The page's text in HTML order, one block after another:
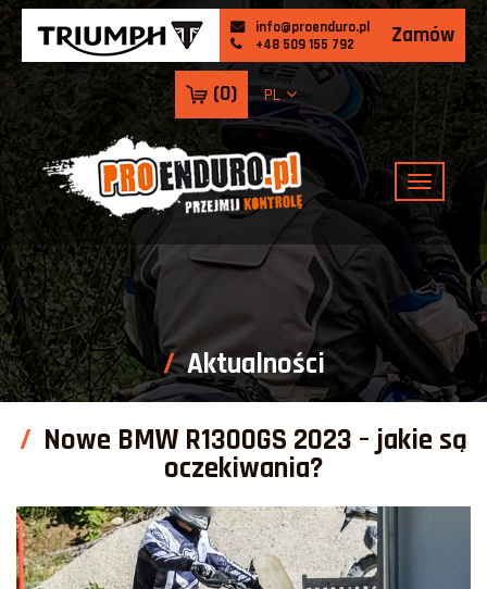
info@proenduro.pl
+48 509 155 792
Zamów
(0) PL
Aktualności
Nowe BMW R1300GS 2023 – jakie są
oczekiwania?